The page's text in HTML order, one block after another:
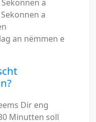
a
a
an nëmmen e
Dir eng
Minutten soll